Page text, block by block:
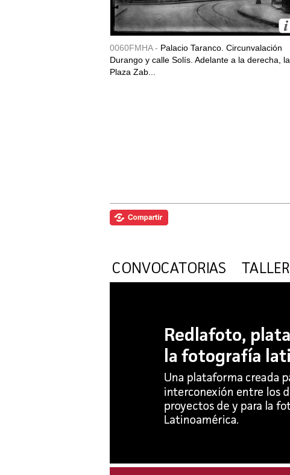
0060FMHA - Palacio Taranco. Circunvalación
Durango y calle Solís. Adelante a la derecha, la
Plaza Zab...